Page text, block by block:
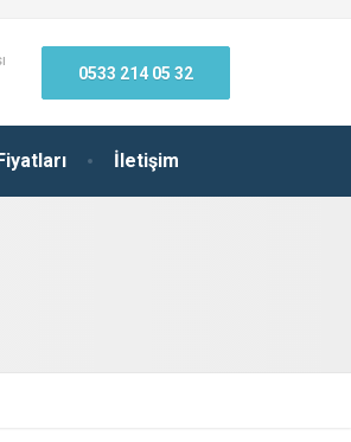
İletişim
0533 214 05 32